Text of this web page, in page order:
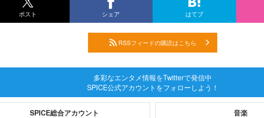
ポスト シェア はてブ
RSSフィードの購読はこちら
多彩なエンタメ情報をTwitterで発信中
SPICE公式アカウントをフォローしよう！
SPICE総合アカウント 音楽